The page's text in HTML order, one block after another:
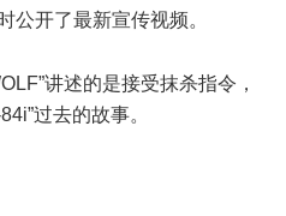
公开了最新宣传视频。
讲述的是接受抹杀指令，
过去的故事。